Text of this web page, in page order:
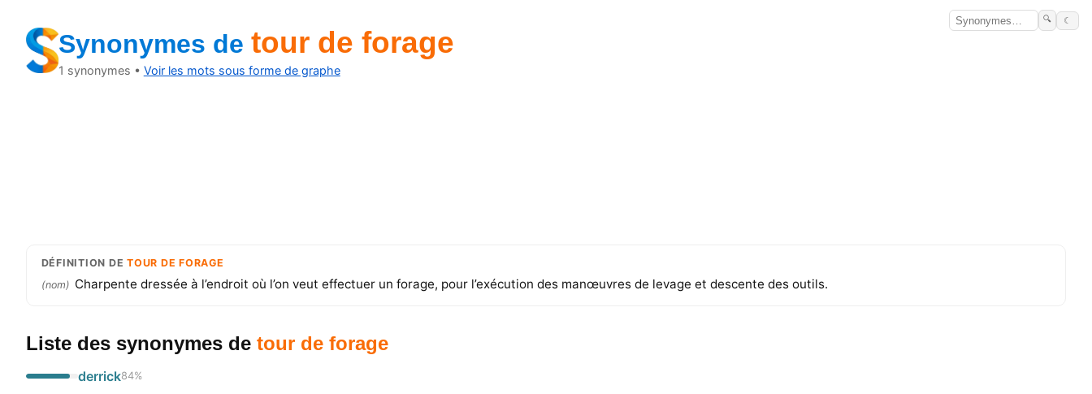
🔍 ☾
Synonymes de tour de forage
1 synonymes • Voir les mots sous forme de graphe
DÉFINITION DETOUR DE FORAGE
(nom) Charpente dressée à l’endroit où l’on veut effectuer un forage, pour l’exécution des manœuvres de levage et descente des outils.
Liste des synonymes de tour de forage
derrick84%